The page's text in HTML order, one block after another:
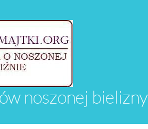
noszonej bielizny